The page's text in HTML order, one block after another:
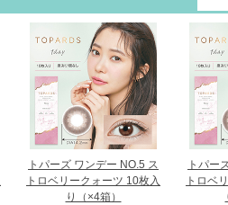
トパーズ ワンデー NO.5 ス
トロベリークォーツ 10枚入
り（×4箱）
トパー
トロベ